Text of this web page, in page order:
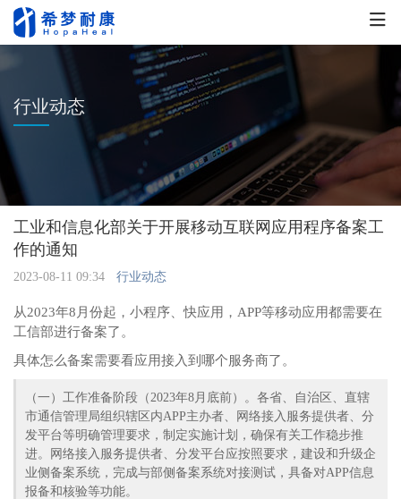
行业动态
工业和信息化部关于开展移动互联网应用程序备案工
作的通知
2023-08-11 09:34 行业动态
从2023年8月份起，小程序、快应用，APP等移动应用都需要在
工信部进行备案了。
具体怎么备案需要看应用接入到哪个服务商了。
（一）工作准备阶段（2023年8月底前）。各省、自治区、直辖
市通信管理局组织辖区内APP主办者、网络接入服务提供者、分
发平台等明确管理要求，制定实施计划，确保有关工作稳步推
进。网络接入服务提供者、分发平台应按照要求，建设和升级企
业侧备案系统，完成与部侧备案系统对接测试，具备对APP信息
报备和核验等功能。